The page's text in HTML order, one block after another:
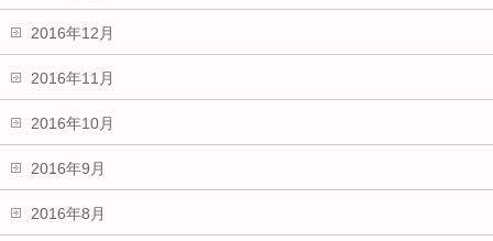
2016年12月
2016年11月
2016年10月
2016年9月
2016年8月